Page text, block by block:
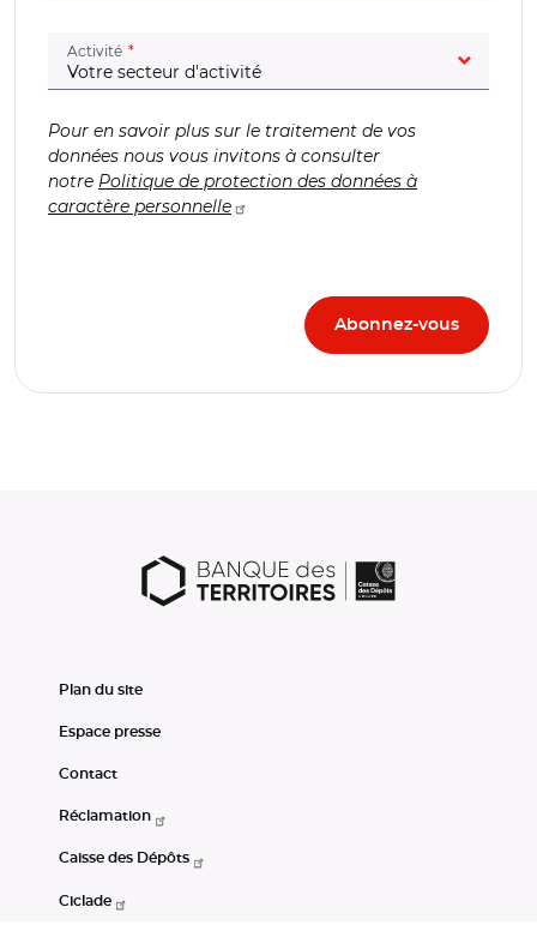
Activité (champ obligatoire)
Pour en savoir plus sur le traitement de vos
données nous vous invitons à consulter
notre Politique de protection des données à
caractère personnelle
Plan du site
Espace presse
Contact
Réclamation
Caisse des Dépôts
Ciclade